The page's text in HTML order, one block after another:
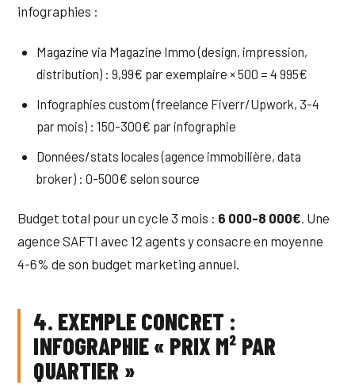
infographies :
Magazine via Magazine Immo (design, impression,
distribution) : 9,99€ par exemplaire × 500 = 4 995€
Infographies custom (freelance Fiverr/Upwork, 3-4
par mois) : 150-300€ par infographie
Données/stats locales (agence immobilière, data
broker) : 0-500€ selon source
Budget total pour un cycle 3 mois : 6 000-8 000€. Une
agence SAFTI avec 12 agents y consacre en moyenne
4-6% de son budget marketing annuel.
4. EXEMPLE CONCRET :
INFOGRAPHIE « PRIX M² PAR
QUARTIER »